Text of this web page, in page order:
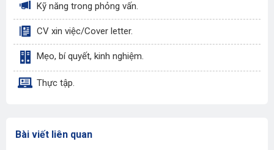
Kỹ năng trong phỏng vấn.
CV xin việc/Cover letter.
Mẹo, bí quyết, kinh nghiệm.
Thực tập.
Bài viết liên quan